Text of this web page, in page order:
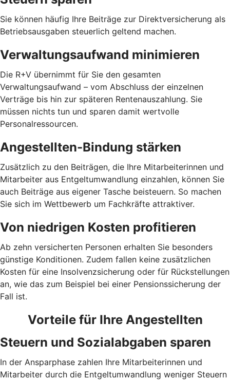
Sie können häufig Ihre Beiträge zur Direktversicherung als
Betriebsausgaben steuerlich geltend machen.
Verwaltungsaufwand minimieren
Die R+V übernimmt für Sie den gesamten
Verwaltungsaufwand – vom Abschluss der einzelnen
Verträge bis hin zur späteren Rentenauszahlung. Sie
müssen nichts tun und sparen damit wertvolle
Personalressourcen.
Angestellten-Bindung stärken
Zusätzlich zu den Beiträgen, die Ihre Mitarbeiterinnen und
Mitarbeiter aus Entgeltumwandlung einzahlen, können Sie
auch Beiträge aus eigener Tasche beisteuern. So machen
Sie sich im Wettbewerb um Fachkräfte attraktiver.
Von niedrigen Kosten profitieren
Ab zehn versicherten Personen erhalten Sie besonders
günstige Konditionen. Zudem fallen keine zusätzlichen
Kosten für eine Insolvenzsicherung oder für Rückstellungen
an, wie das zum Beispiel bei einer Pensionssicherung der
Fall ist.
Vorteile für Ihre Angestellten
Steuern und Sozialabgaben sparen
In der Ansparphase zahlen Ihre Mitarbeiterinnen und
Mitarbeiter durch die Entgeltumwandlung weniger Steuern